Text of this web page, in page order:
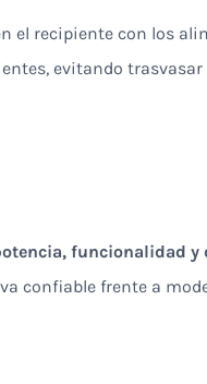
el recipiente con los
evitando
funcionalidad
confiable frente a